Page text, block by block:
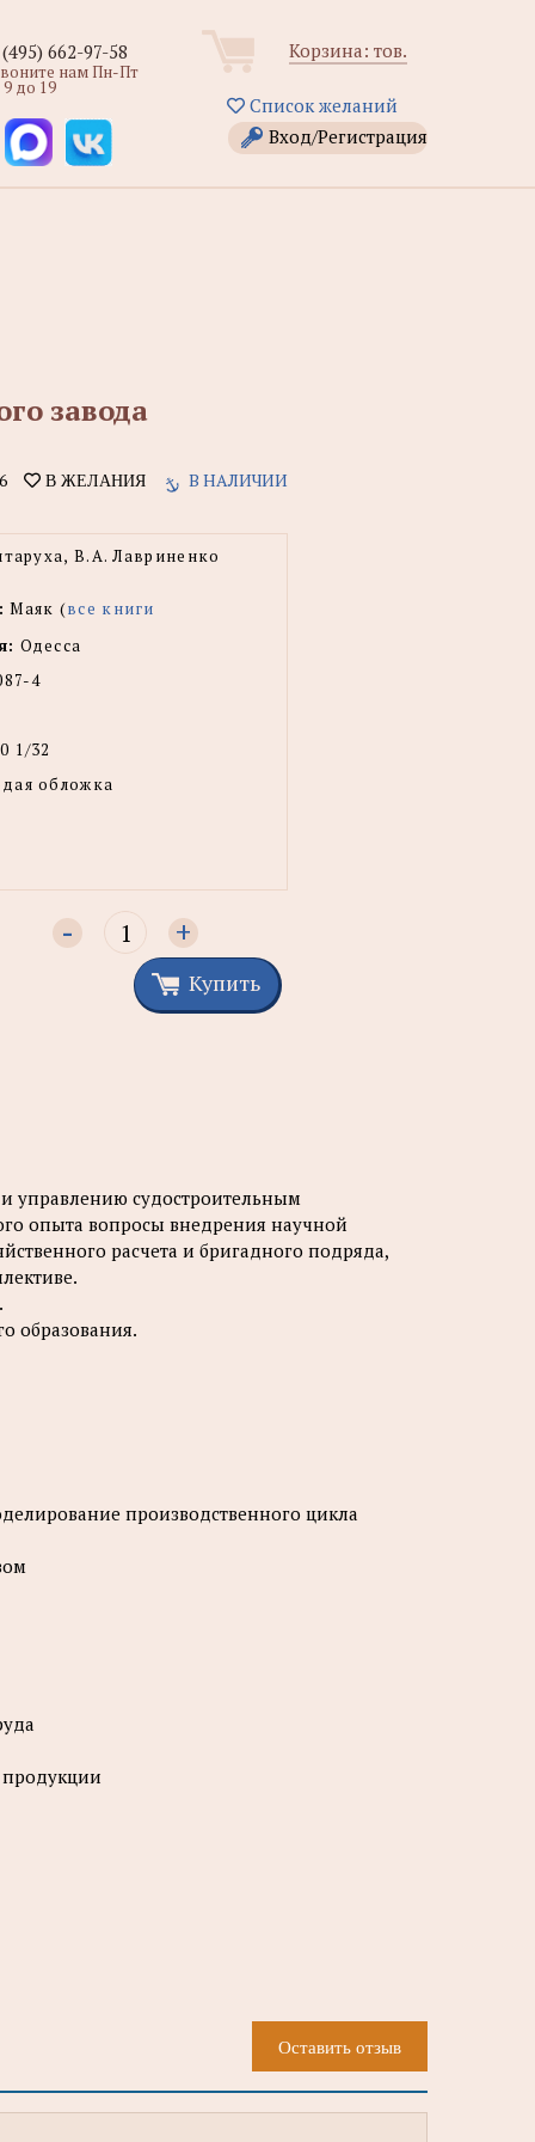
Корзина: тов.
Список желаний
Вход/Регистрация
662-97-58
нам Пн-Пт
9 до 19
завода
В ЖЕЛАНИЯ В НАЛИЧИИ
В.А. Лавриненко
Маяк (все книги
Одесса
4
1/32
обложка
- +
Купить
управлению судостроительным
опыта вопросы внедрения научной
расчета и бригадного подряда,
образования.
производственного цикла
продукции
Оставить отзыв